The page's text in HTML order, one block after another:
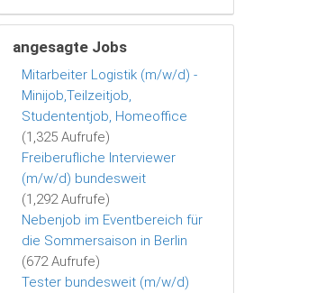
angesagte Jobs
Mitarbeiter Logistik (m/w/d) -
Minijob,Teilzeitjob,
Studententjob, Homeoffice
(1,325 Aufrufe)
Freiberufliche Interviewer
(m/w/d) bundesweit
(1,292 Aufrufe)
Nebenjob im Eventbereich für
die Sommersaison in Berlin
(672 Aufrufe)
Tester bundesweit (m/w/d)